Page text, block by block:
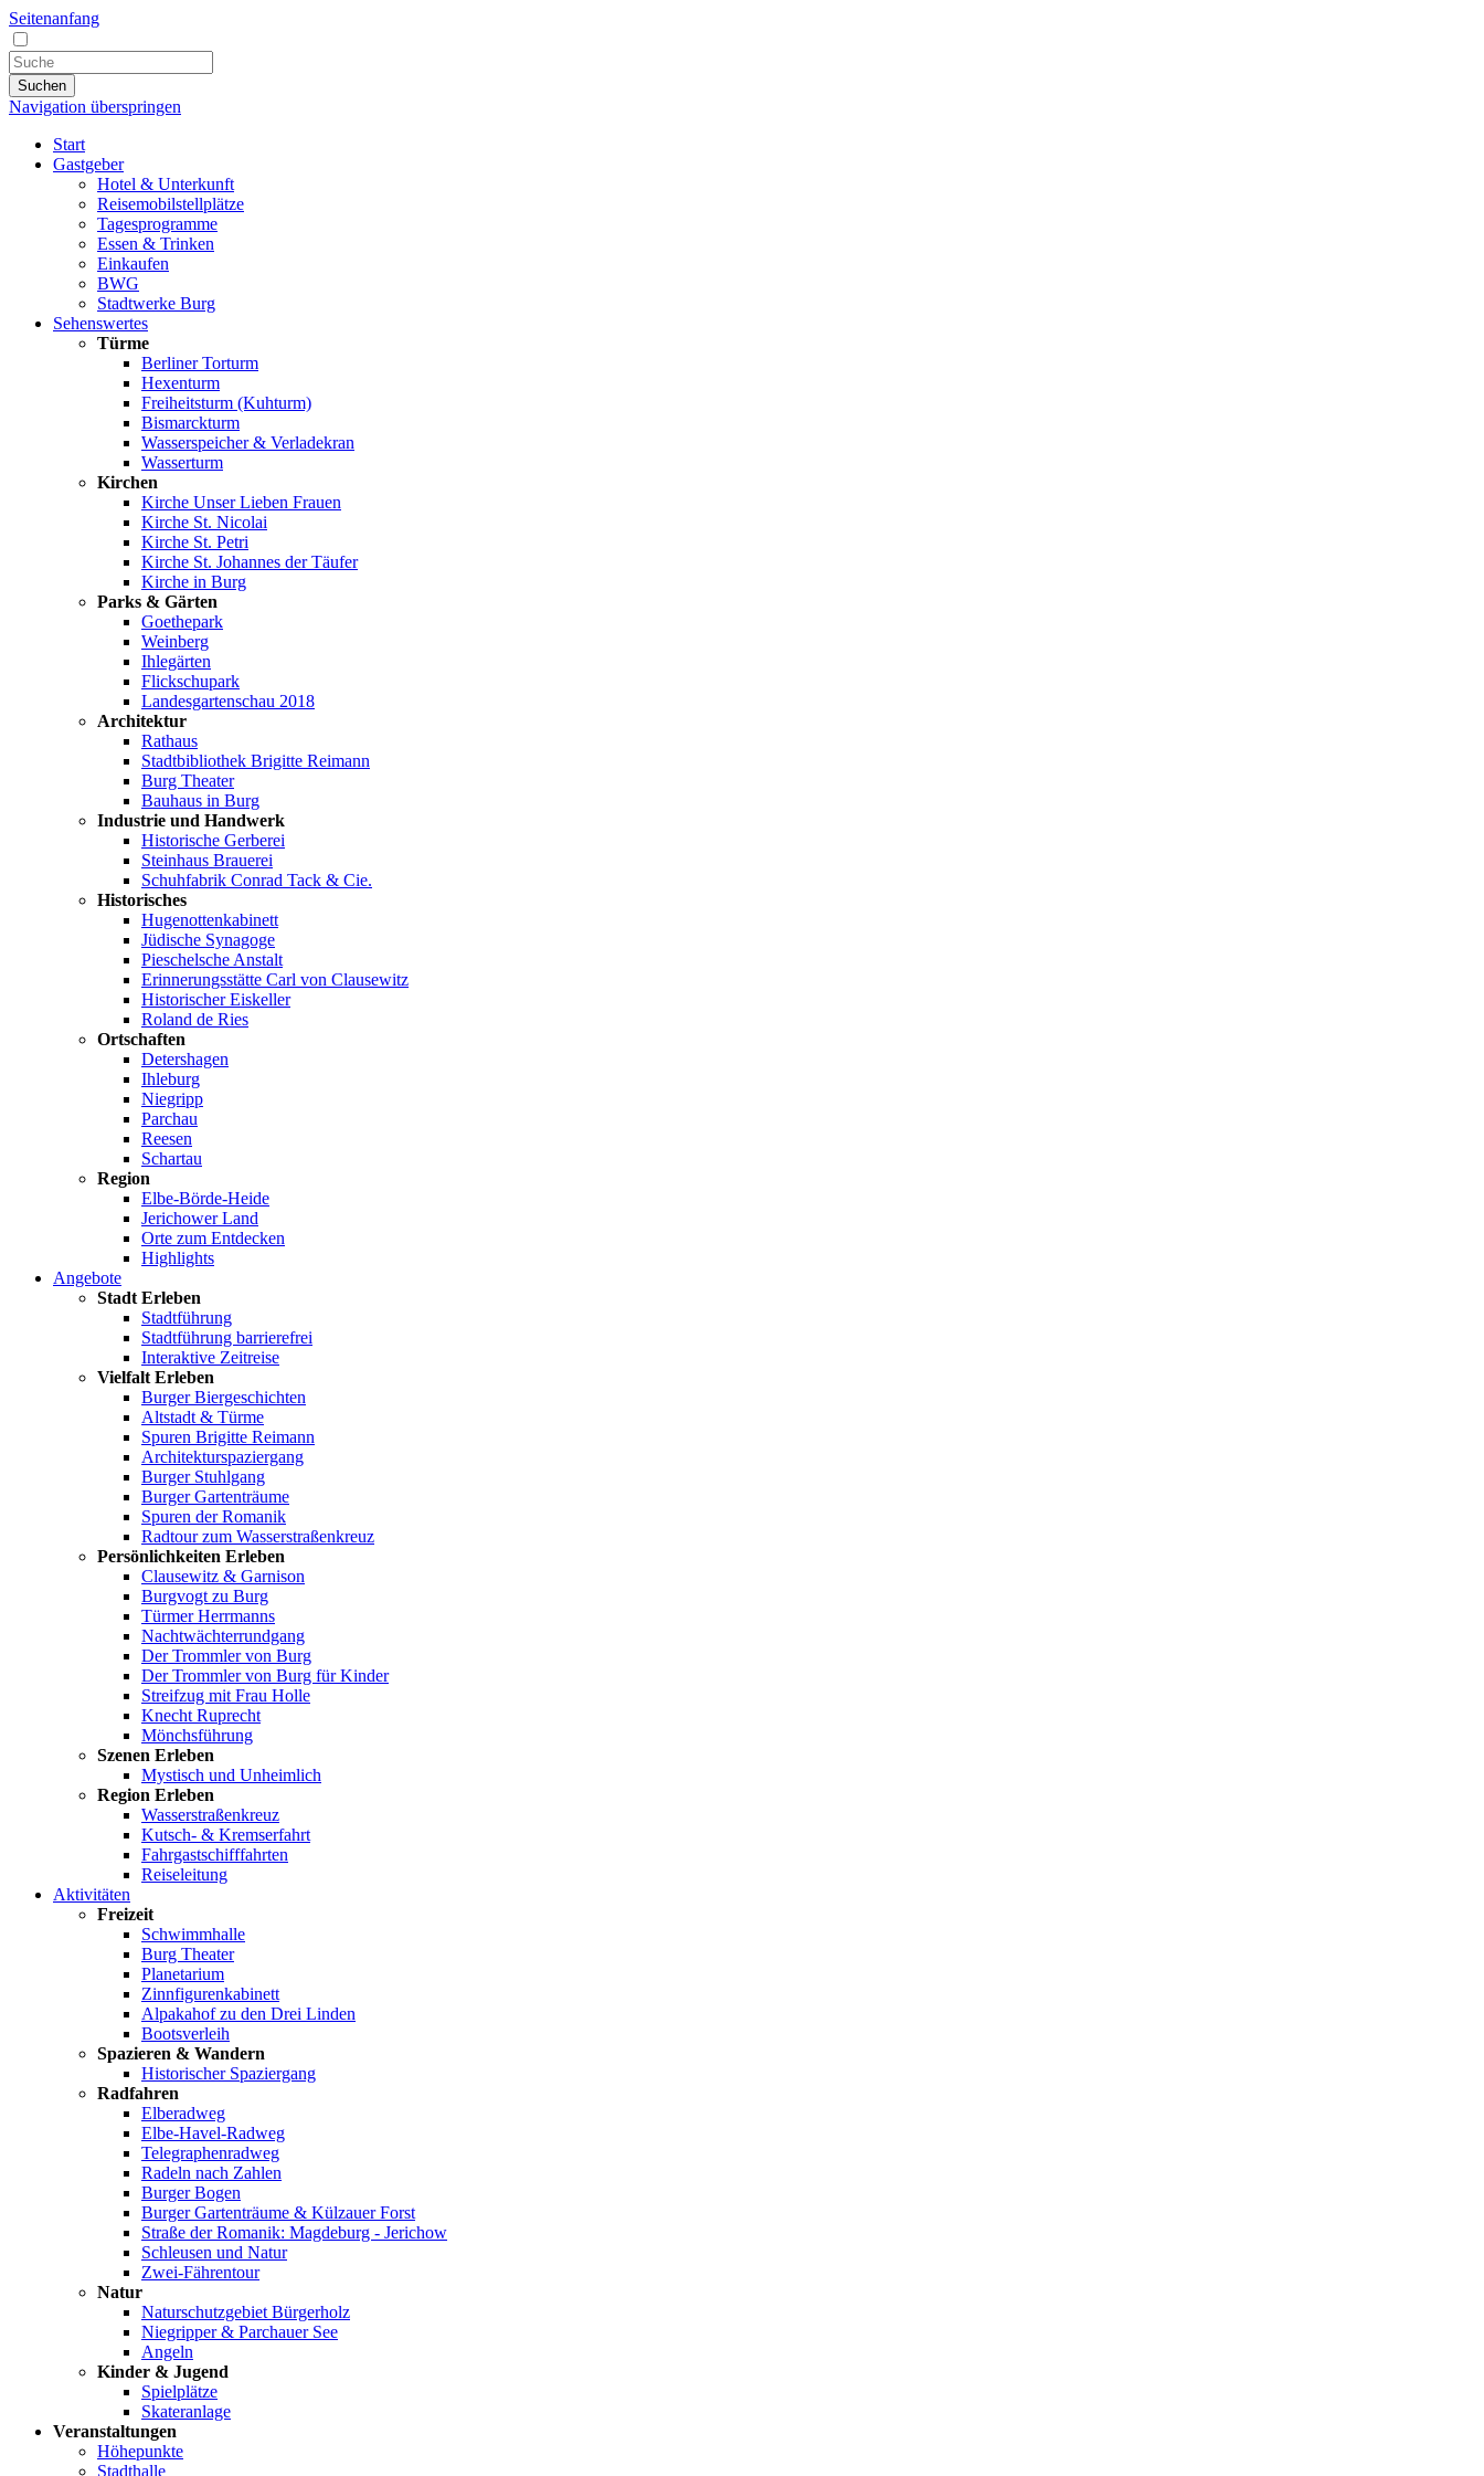
Seitenanfang
Suchen
Navigation überspringen
Start
Gastgeber
Hotel & Unterkunft
Reisemobilstellplätze
Tagesprogramme
Essen & Trinken
Einkaufen
BWG
Stadtwerke Burg
Sehenswertes
Türme
Berliner Torturm
Hexenturm
Freiheitsturm (Kuhturm)
Bismarckturm
Wasserspeicher & Verladekran
Wasserturm
Kirchen
Kirche Unser Lieben Frauen
Kirche St. Nicolai
Kirche St. Petri
Kirche St. Johannes der Täufer
Kirche in Burg
Parks & Gärten
Goethepark
Weinberg
Ihlegärten
Flickschupark
Landesgartenschau 2018
Architektur
Rathaus
Stadtbibliothek Brigitte Reimann
Burg Theater
Bauhaus in Burg
Industrie und Handwerk
Historische Gerberei
Steinhaus Brauerei
Schuhfabrik Conrad Tack & Cie.
Historisches
Hugenottenkabinett
Jüdische Synagoge
Pieschelsche Anstalt
Erinnerungsstätte Carl von Clausewitz
Historischer Eiskeller
Roland de Ries
Ortschaften
Detershagen
Ihleburg
Niegripp
Parchau
Reesen
Schartau
Region
Elbe-Börde-Heide
Jerichower Land
Orte zum Entdecken
Highlights
Angebote
Stadt Erleben
Stadtführung
Stadtführung barrierefrei
Interaktive Zeitreise
Vielfalt Erleben
Burger Biergeschichten
Altstadt & Türme
Spuren Brigitte Reimann
Architekturspaziergang
Burger Stuhlgang
Burger Gartenträume
Spuren der Romanik
Radtour zum Wasserstraßenkreuz
Persönlichkeiten Erleben
Clausewitz & Garnison
Burgvogt zu Burg
Türmer Herrmanns
Nachtwächterrundgang
Der Trommler von Burg
Der Trommler von Burg für Kinder
Streifzug mit Frau Holle
Knecht Ruprecht
Mönchsführung
Szenen Erleben
Mystisch und Unheimlich
Region Erleben
Wasserstraßenkreuz
Kutsch- & Kremserfahrt
Fahrgastschifffahrten
Reiseleitung
Aktivitäten
Freizeit
Schwimmhalle
Burg Theater
Planetarium
Zinnfigurenkabinett
Alpakahof zu den Drei Linden
Bootsverleih
Spazieren & Wandern
Historischer Spaziergang
Radfahren
Elberadweg
Elbe-Havel-Radweg
Telegraphenradweg
Radeln nach Zahlen
Burger Bogen
Burger Gartenträume & Külzauer Forst
Straße der Romanik: Magdeburg - Jerichow
Schleusen und Natur
Zwei-Fährentour
Natur
Naturschutzgebiet Bürgerholz
Niegripper & Parchauer See
Angeln
Kinder & Jugend
Spielplätze
Skateranlage
Veranstaltungen
Höhepunkte
Stadthalle